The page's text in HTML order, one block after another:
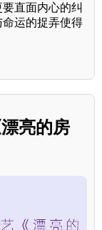
直面内心的纠
运的捉弄使得
亮的房